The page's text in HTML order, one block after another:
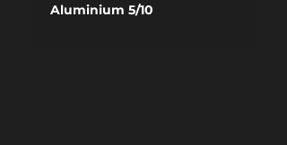
Aluminium 5/10